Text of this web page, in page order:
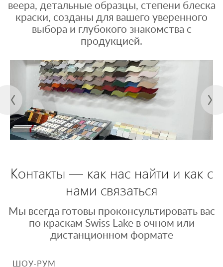
веера, детальные образцы, степени блеска
краски, созданы для вашего уверенного
выбора и глубокого знакомства с
продукцией.
Контакты — как нас найти и как с
нами связаться
Мы всегда готовы проконсультировать вас
по краскам Swiss Lake в очном или
дистанционном формате
ШОУ-РУМ